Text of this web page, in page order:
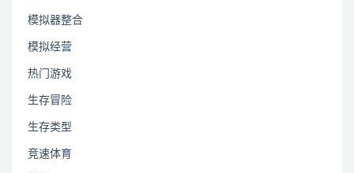
模拟器整合
模拟经营
热门游戏
生存冒险
生存类型
竞速体育